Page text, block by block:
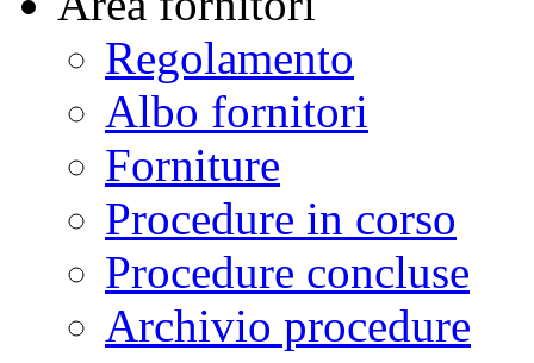
Regolamento
Albo fornitori
Forniture
Procedure in corso
Procedure concluse
Archivio procedure